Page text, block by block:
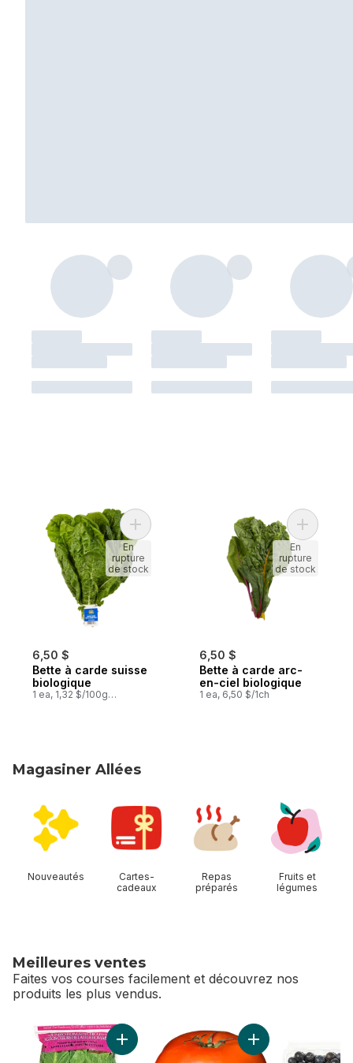
6,50 $
Bette à carde suisse
biologique
1 ea, 1,32 $/100g
Ajouter Bette à carde suisse biologique
En
rupture
de stock
6,50 $
Bette à carde arc-
en-ciel biologique
1 ea, 6,50 $/1ch
Ajouter
En
rupture
de stock
Magasiner Allées
Nouveautés
Cartes-
cadeaux
Repas
préparés
Fruits et
légumes
Meilleures ventes
Faites vos courses facilement et découvrez nos
produits les plus vendus.
sauter Meilleures ventes
Ajouter Cœur de Romaine, paquet de 3 au
Ajouter Tomates